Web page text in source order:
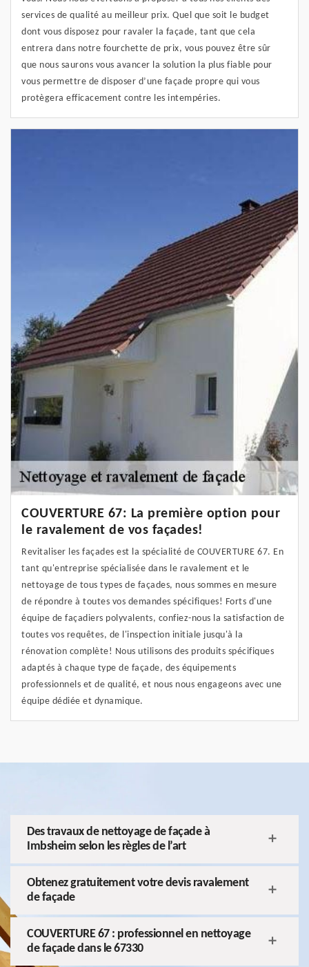
services de qualité au meilleur prix. Quel que soit le budget
dont vous disposez pour ravaler la façade, tant que cela
entrera dans notre fourchette de prix, vous pouvez être sûr
que nous saurons vous avancer la solution la plus fiable pour
vous permettre de disposer d’une façade propre qui vous
protègera efficacement contre les intempéries.
COUVERTURE 67: La première option pour
le ravalement de vos façades!
Revitaliser les façades est la spécialité de COUVERTURE 67. En
tant qu'entreprise spécialisée dans le ravalement et le
nettoyage de tous types de façades, nous sommes en mesure
de répondre à toutes vos demandes spécifiques! Forts d'une
équipe de façadiers polyvalents, confiez-nous la satisfaction de
toutes vos requêtes, de l'inspection initiale jusqu'à la
rénovation complète! Nous utilisons des produits spécifiques
adaptés à chaque type de façade, des équipements
professionnels et de qualité, et nous nous engageons avec une
équipe dédiée et dynamique.
Des travaux de nettoyage de façade à
Imbsheim selon les règles de l’art
Obtenez gratuitement votre devis ravalement
de façade
COUVERTURE 67 : professionnel en nettoyage
de façade dans le 67330